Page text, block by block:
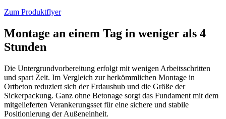
Zum Produktflyer
Montage an einem Tag in weniger als 4
Stunden
Die Untergrundvorbereitung erfolgt mit wenigen Arbeitsschritten
und spart Zeit. Im Vergleich zur herkömmlichen Montage in
Ortbeton reduziert sich der Erdaushub und die Größe der
Sickerpackung. Ganz ohne Betonage sorgt das Fundament mit dem
mitgelieferten Verankerungsset für eine sichere und stabile
Positionierung der Außeneinheit.